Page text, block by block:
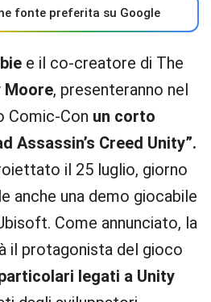
fonte preferita su Google
e il co-creatore di The
Moore, presenteranno nel
Comic-Con un corto
Assassin’s Creed Unity”.
il 25 luglio, giorno
anche una demo giocabile
Come annunciato, la
il protagonista del gioco
legati a Unity